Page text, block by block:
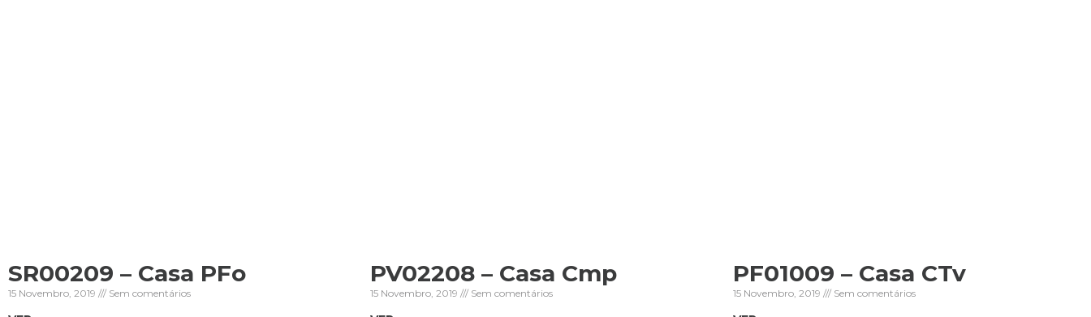
SR00209 – Casa PFo
15 Novembro, 2019 Sem comentários
PV02208 – Casa Cmp
15 Novembro, 2019 Sem comentários
PF01009 – Casa CTv
15 Novembro, 2019 Sem comentários